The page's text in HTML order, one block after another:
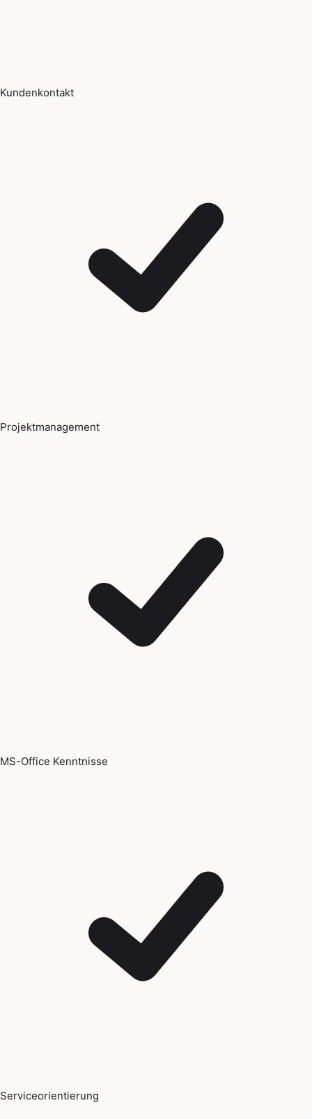
Kundenkontakt
Projektmanagement
MS-Office Kenntnisse
Serviceorientierung